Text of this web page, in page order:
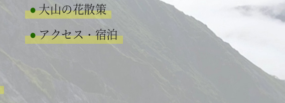
大山の花散策
アクセス・宿泊